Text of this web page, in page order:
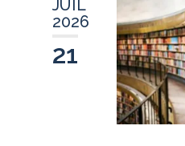
JUIL
2026
21